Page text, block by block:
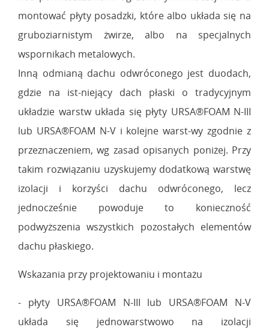
montować płyty posadzki, które albo układa się na
gruboziarnistym żwirze, albo na specjalnych
wspornikach metalowych.
Inną odmianą dachu odwróconego jest duodach,
gdzie na ist-niejący dach płaski o tradycyjnym
układzie warstw układa się płyty URSA®FOAM N-III
lub URSA®FOAM N-V i kolejne warst-wy zgodnie z
przeznaczeniem, wg zasad opisanych poniżej. Przy
takim rozwiązaniu uzyskujemy dodatkową warstwę
izolacji i korzyści dachu odwróconego, lecz
jednocześnie powoduje to konieczność
podwyższenia wszystkich pozostałych elementów
dachu płaskiego.
Wskazania przy projektowaniu i montażu
- płyty URSA®FOAM N-III lub URSA®FOAM N-V
układa się jednowarstwowo na izolacji